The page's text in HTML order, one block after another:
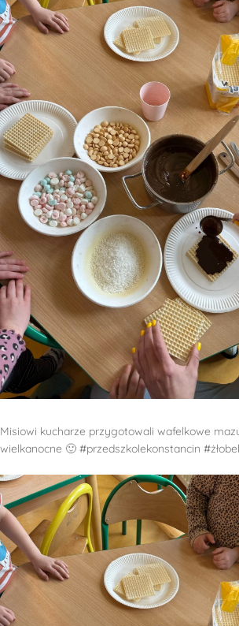
Misiowi kucharze przygotowali wafelkowe
wielkanocne 🙂 #przedszkolekonstancin